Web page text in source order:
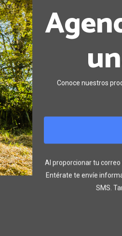
Conoce nuestros
Al proporcionar tu
Entérate te envíe
SMS.